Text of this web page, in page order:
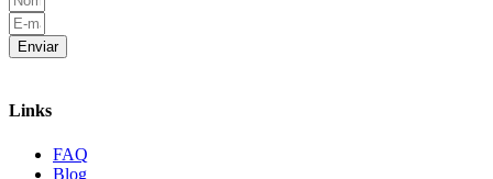
Enviar
Links
FAQ
Blog